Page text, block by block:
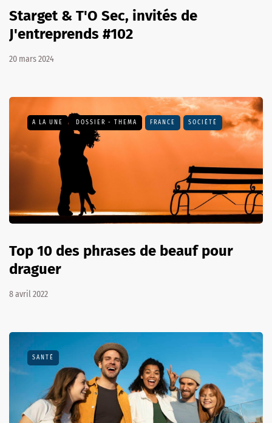
Starget & T'O Sec, invités de
J'entreprends #102
20 mars 2024
A LA UNE DOSSIER - THEMA FRANCE SOCIÉTÉ
Top 10 des phrases de beauf pour
draguer
8 avril 2022
SANTÉ